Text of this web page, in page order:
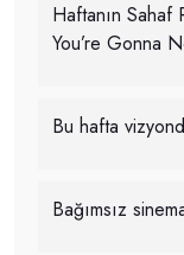
Haftanın Sahaf
You’re Gonna
Bu hafta
Bağımsız